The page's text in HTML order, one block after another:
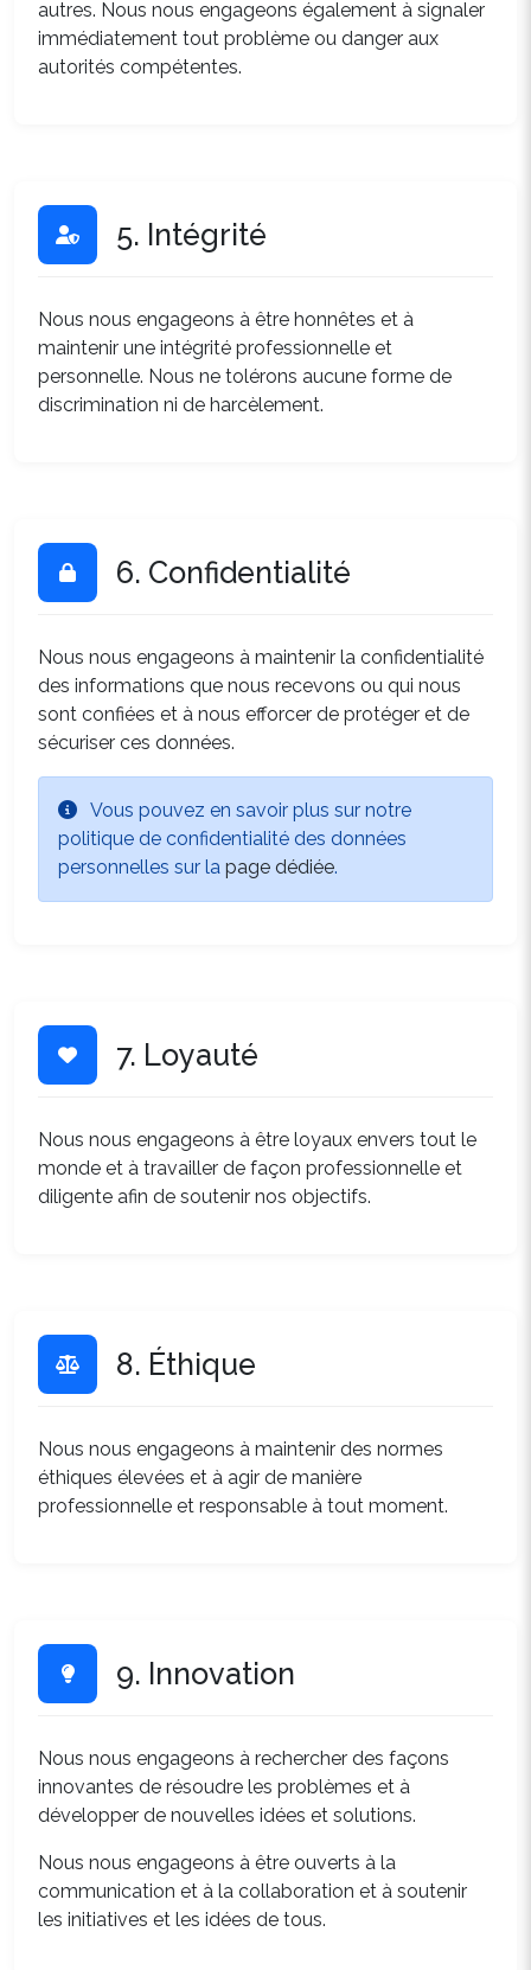
autres. Nous nous engageons également à signaler
immédiatement tout problème ou danger aux
autorités compétentes.
5. Intégrité
Nous nous engageons à être honnêtes et à
maintenir une intégrité professionnelle et
personnelle. Nous ne tolérons aucune forme de
discrimination ni de harcèlement.
6. Confidentialité
Nous nous engageons à maintenir la confidentialité
des informations que nous recevons ou qui nous
sont confiées et à nous efforcer de protéger et de
sécuriser ces données.
Vous pouvez en savoir plus sur notre
politique de confidentialité des données
personnelles sur la page dédiée.
7. Loyauté
Nous nous engageons à être loyaux envers tout le
monde et à travailler de façon professionnelle et
diligente afin de soutenir nos objectifs.
8. Éthique
Nous nous engageons à maintenir des normes
éthiques élevées et à agir de manière
professionnelle et responsable à tout moment.
9. Innovation
Nous nous engageons à rechercher des façons
innovantes de résoudre les problèmes et à
développer de nouvelles idées et solutions.
Nous nous engageons à être ouverts à la
communication et à la collaboration et à soutenir
les initiatives et les idées de tous.